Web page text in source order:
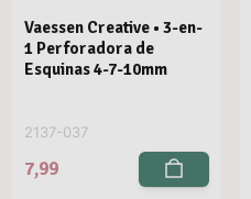
Vaessen Creative • 3-en-
1 Perforadora de
Esquinas 4-7-10mm
2137-037
7,99